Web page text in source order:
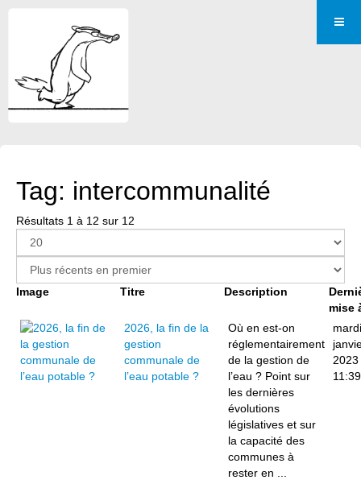
Tag: intercommunalité
Résultats 1 à 12 sur 12
Image Titre Description
mise
2026, la fin de la
gestion
communale de
l’eau potable ?
Où en est-on
réglementairement
de la gestion de
l’eau ? Point sur
les dernières
évolutions
législatives et sur
la capacité des
communes à
rester en ...
2023
11:39